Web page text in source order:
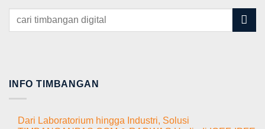
INFO TIMBANGAN
Dari Laboratorium hingga Industri, Solusi